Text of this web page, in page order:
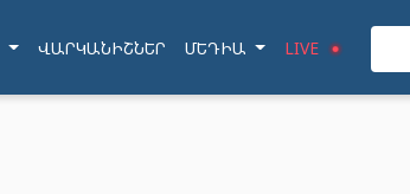
ՎԱՐԿԱՆԻՇՆԵՐ ՄԵԴԻԱ LIVE